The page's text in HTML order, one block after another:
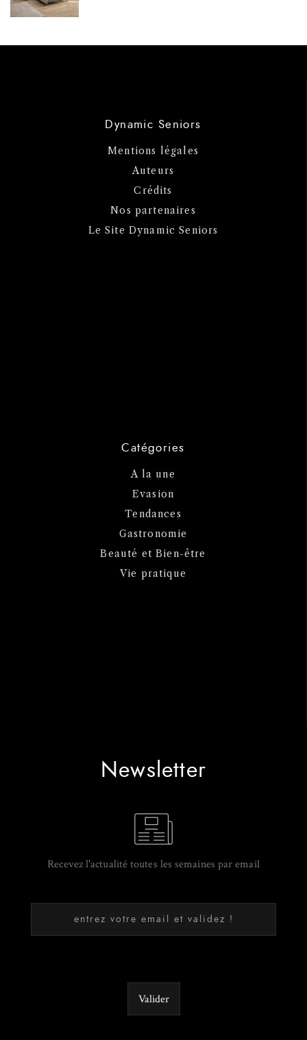
Dynamic Seniors
Mentions légales
Auteurs
Crédits
Nos partenaires
Le Site Dynamic Seniors
Catégories
A la une
Evasion
Tendances
Gastronomie
Beauté et Bien-être
Vie pratique
Newsletter
Recevez l'actualité toutes les semaines par email